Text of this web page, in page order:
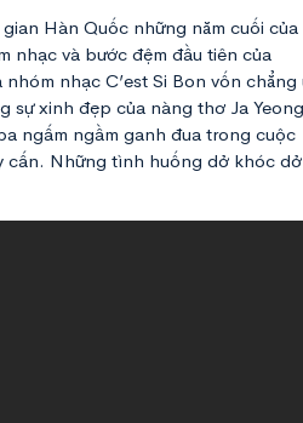
Hàn Quốc những năm cuối của
nhạc và bước đệm đầu tiên của
nhạc C’est Si Bon vốn chẳng
sự xinh đẹp của nàng thơ Ja Yeong
ngấm ngầm ganh đua trong cuộc
cấn. Những tình huống dở khóc dở